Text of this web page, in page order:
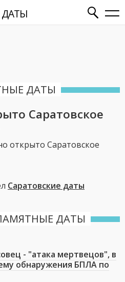
ДАТЫ
Саратовское
открыто Саратовское
Саратовские даты
ДАТЫ
- "атака мертвецов", в
обнаружения БПЛА по